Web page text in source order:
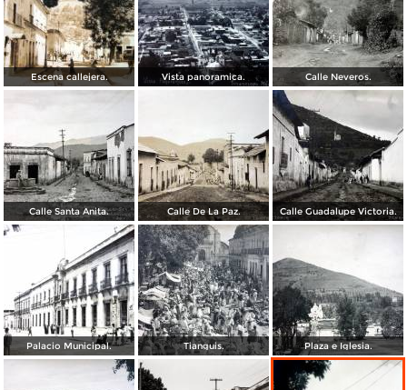
Escena callejera. Vista panoramica. Calle Neveros.
Calle Santa Anita. Calle De La Paz. Calle Guadalupe Victoria.
Palacio Municipal. Tianguis. Plaza e Iglesia.